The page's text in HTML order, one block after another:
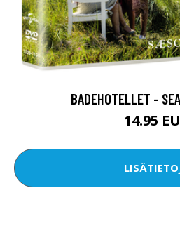
BADEHOTELLET -
14.95